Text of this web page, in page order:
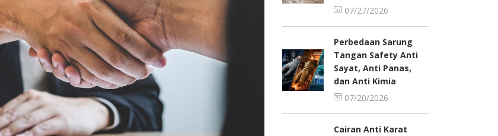
07/27/2026
Perbedaan Sarung
Tangan Safety Anti
Sayat, Anti Panas,
dan Anti Kimia
07/20/2026
Cairan Anti Karat